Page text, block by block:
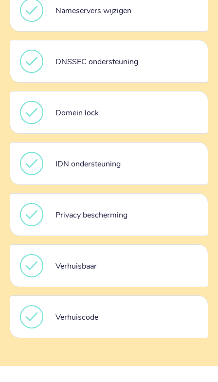
Nameservers wijzigen
DNSSEC ondersteuning
Domein lock
IDN ondersteuning
Privacy bescherming
Verhuisbaar
Verhuiscode